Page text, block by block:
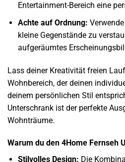
Entertainment-Bereich eine
Achte auf Ordnung: Verwende
kleine Gegenstände zu
aufgeräumtes
Lass deiner Kreativität freien
Wohnbereich, der deinen
deinem persönlichen Stil
Unterschrank ist der perfekte
Wohnträume.
Warum du den 4Home Fernseh
Stilvolles Design: Die